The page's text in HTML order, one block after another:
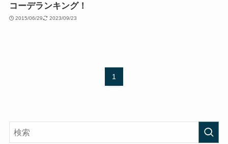
コーデランキング！
2015/06/29 2023/09/23
1